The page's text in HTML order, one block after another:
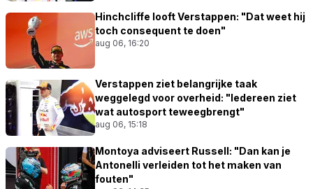
Hinchcliffe looft Verstappen: "Dat weet hij
toch consequent te doen"
aug 06, 16:20
Verstappen ziet belangrijke taak
weggelegd voor overheid: "Iedereen ziet
wat autosport teweegbrengt"
aug 06, 15:18
Montoya adviseert Russell: "Dan kan je
Antonelli verleiden tot het maken van
fouten"